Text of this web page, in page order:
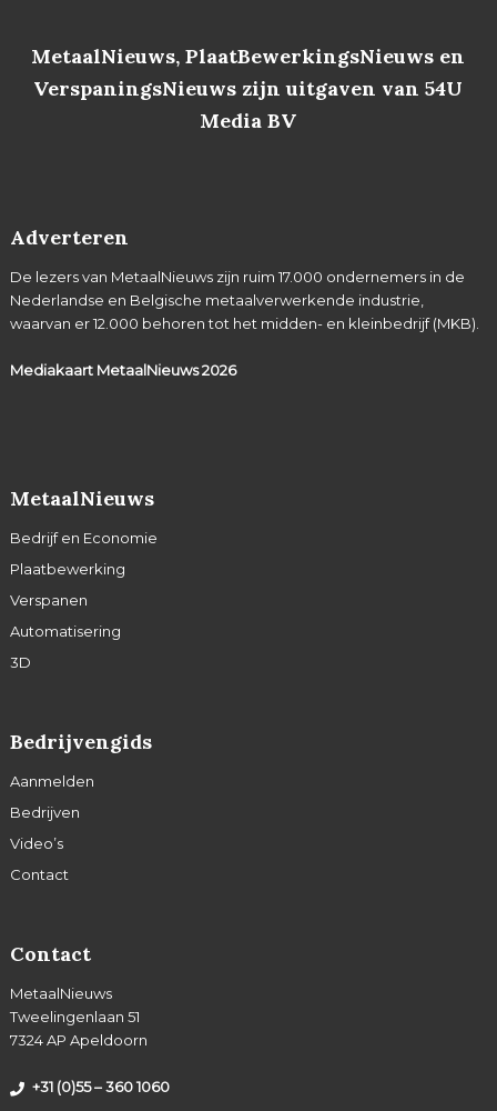
MetaalNieuws, PlaatBewerkingsNieuws en
VerspaningsNieuws zijn uitgaven van 54U
Media BV
Adverteren
De lezers van MetaalNieuws zijn ruim 17.000 ondernemers in de
Nederlandse en Belgische metaalverwerkende industrie,
waarvan er 12.000 behoren tot het midden- en kleinbedrijf (MKB).
Mediakaart MetaalNieuws2026
MetaalNieuws
Bedrijf en Economie
Plaatbewerking
Verspanen
Automatisering
3D
Bedrijvengids
Aanmelden
Bedrijven
Video’s
Contact
Contact
MetaalNieuws
Tweelingenlaan 51
7324 AP Apeldoorn
+31 (0)55 – 360 1060